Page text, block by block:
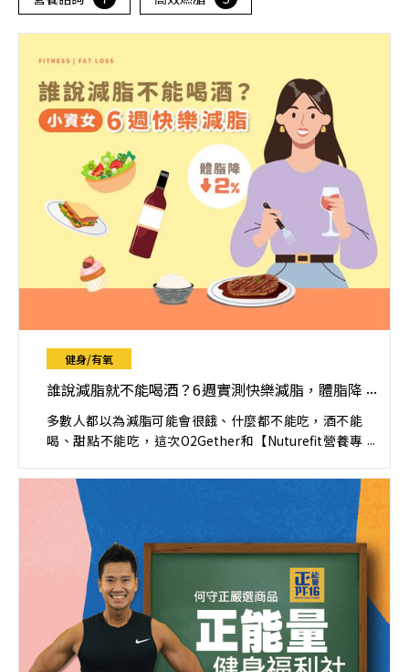
健身/有氧
誰說減脂就不能喝酒？6週實測快樂減脂，體脂降
2.2%
多數人都以為減脂可能會很餓、什麼都不能吃，酒不能
喝、甜點不能吃，這次O2Gether和【Nuturefit營養專
竟發生什麼事情了！